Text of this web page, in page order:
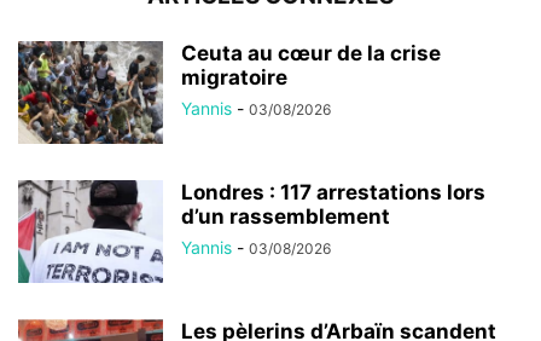
Ceuta au cœur de la crise
migratoire
Yannis - 03/08/2026
Londres : 117 arrestations lors
d’un rassemblement
Yannis - 03/08/2026
Les pèlerins d’Arbaïn scandent